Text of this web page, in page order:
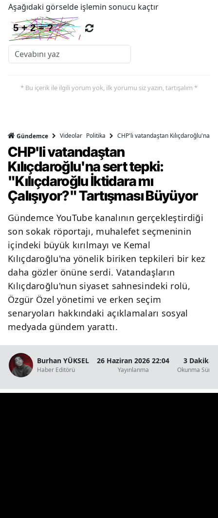
Aşağıdaki görselde işlemin sonucu kaçtır
* Bu içerik ile ilgili yorum yok, ilk yorumu siz yazın, tartışalım *
Gündemce Videolar Politika CHP'li vatandaştan Kılıçdaroğlu'na
CHP'li vatandaştan
Kılıçdaroğlu'na sert tepki:
"Kılıçdaroğlu İktidara mı
Çalışıyor?" Tartışması Büyüyor
Gündemce YouTube kanalının gerçekleştirdiği
son sokak röportajı, muhalefet seçmeninin
içindeki büyük kırılmayı ve Kemal
Kılıçdaroğlu'na yönelik biriken tepkileri bir kez
daha gözler önüne serdi. Vatandaşların
Kılıçdaroğlu'nun siyaset sahnesindeki rolü,
Özgür Özel yönetimi ve erken seçim
senaryoları hakkındaki açıklamaları sosyal
medyada gündem yarattı.
Burhan YÜKSEL
Haber Editörü
26 Haziran 2026 22:04
Yayınlanma
3 Dakika
Okunma Süresi